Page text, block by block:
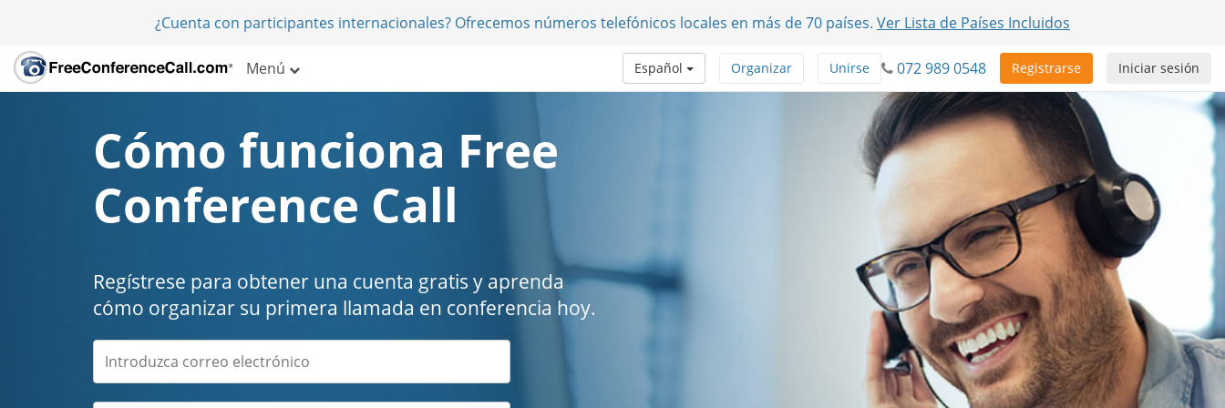
¿Cuenta con participantes internacionales? Ofrecemos números telefónicos locales en más de 70 países. Ver Lista de Países Incluidos
Menú Iniciar sesión
Registrarse
072 989 0548
Unirse
Organizar
Español
Cómo funciona Free
Conference Call
Regístrese para obtener una cuenta gratis y aprenda
cómo organizar su primera llamada en conferencia hoy.